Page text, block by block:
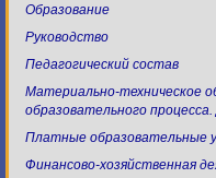
Образование
Руководство
Педагогический состав
Материально-техническое
образовательного
Платные образовательные
Финансово-хозяйственная